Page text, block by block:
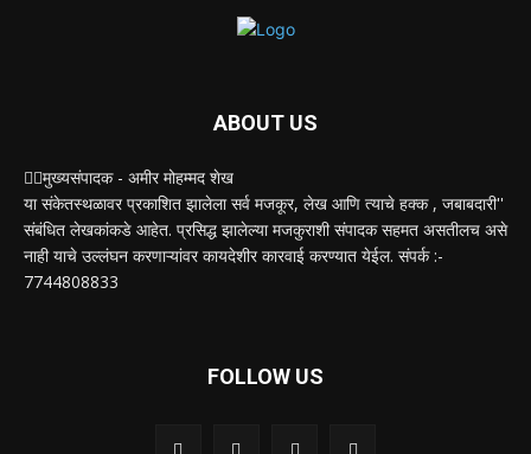
ABOUT US
✍🏻मुख्यसंपादक - अमीर मोहम्मद शेख
या संकेतस्थळावर प्रकाशित झालेला सर्व मजकूर, लेख आणि त्याचे हक्क , जबाबदारी''
संबंधित लेखकांकडे आहेत. प्रसिद्ध झालेल्या मजकुराशी संपादक सहमत असतीलच असे
नाही याचे उल्लंघन करणाऱ्यांवर कायदेशीर कारवाई करण्यात येईल. संपर्क :-
7744808833
FOLLOW US